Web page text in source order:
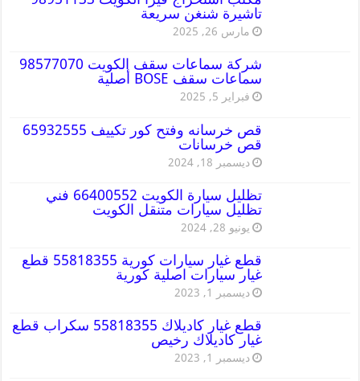
تاشيرة شنغن سريعة
مارس 26, 2025
شركة سماعات سقف الكويت 98577070
سماعات سقف BOSE أصلية
فبراير 5, 2025
قص خرسانه وفتح كور تكييف 65932555
قص خرسانات
ديسمبر 18, 2024
تظليل سيارة الكويت 66400552 فني
تظليل سيارات متنقل الكويت
يونيو 28, 2024
قطع غيار سيارات كورية 55818355 قطع
غيار سيارات اصلية كورية
ديسمبر 1, 2023
قطع غيار كاديلاك 55818355 سكراب قطع
غيار كاديلاك رخيص
ديسمبر 1, 2023